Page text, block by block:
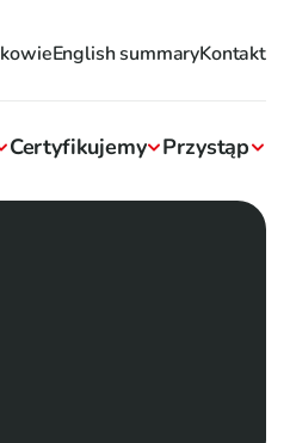
English summaryKontakt
Certyfikujemy Przystąp